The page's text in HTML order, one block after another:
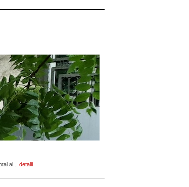
al... detalii